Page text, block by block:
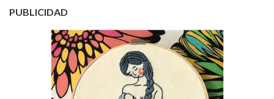
PUBLICIDAD